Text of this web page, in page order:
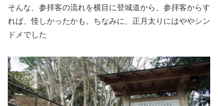
そんな、参拝客の流れを横目に登城道から、参拝客からす
れば、怪しかったかも。ちなみに、正月太りにはややシン
ドメでした